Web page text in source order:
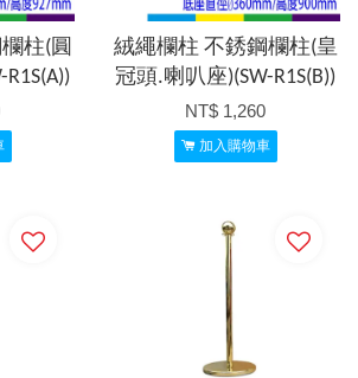
柱(圓
絨繩欄柱 不銹鋼欄柱(皇
冠頭.喇叭座)(SW-R1S(B))
NT$ 1,260
加入購物車